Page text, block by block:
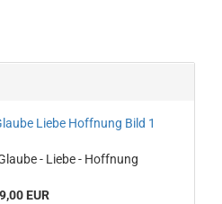
- Liebe - Hoffnung
EUR